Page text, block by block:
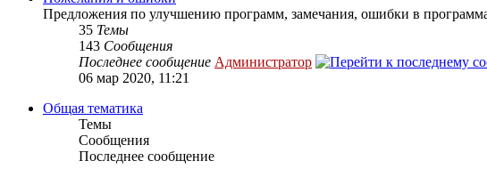
Предложения по улучшению программ, замечания, ошибки в
35 Темы
143 Сообщения
Последнее сообщение Администратор
06 мар 2020, 11:21
Общая тематика
Темы
Сообщения
Последнее сообщение